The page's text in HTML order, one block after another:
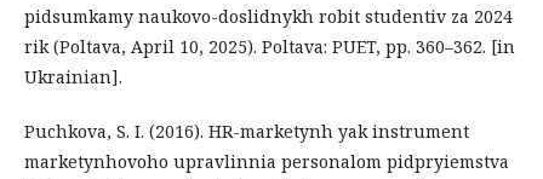
pidsumkamy naukovo-doslidnykh robit studentiv za 2024
rik (Poltava, April 10, 2025). Poltava: PUET, pp. 360–362. [in
Ukrainian].
Puchkova, S. I. (2016). HR-marketynh yak instrument
marketynhovoho upravlinnia personalom pidpryiemstva